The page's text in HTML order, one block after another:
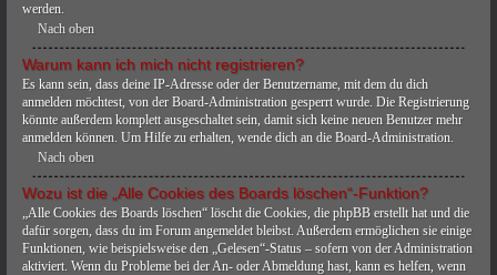
werden.
Nach oben
Warum kann ich mich nicht registrieren?
Es kann sein, dass deine IP-Adresse oder der Benutzername, mit dem du dich
anmelden möchtest, von der Board-Administration gesperrt wurde. Die Registrierung
könnte außerdem komplett ausgeschaltet sein, damit sich keine neuen Benutzer mehr
anmelden können. Um Hilfe zu erhalten, wende dich an die Board-Administration.
Nach oben
Wozu ist die „Alle Cookies des Boards löschen“-Funktion?
„Alle Cookies des Boards löschen“ löscht die Cookies, die phpBB erstellt hat und die
dafür sorgen, dass du im Forum angemeldet bleibst. Außerdem ermöglichen sie einige
Funktionen, wie beispielsweise den „Gelesen“-Status – sofern von der Administration
aktiviert. Wenn du Probleme bei der An- oder Abmeldung hast, kann es helfen, wenn